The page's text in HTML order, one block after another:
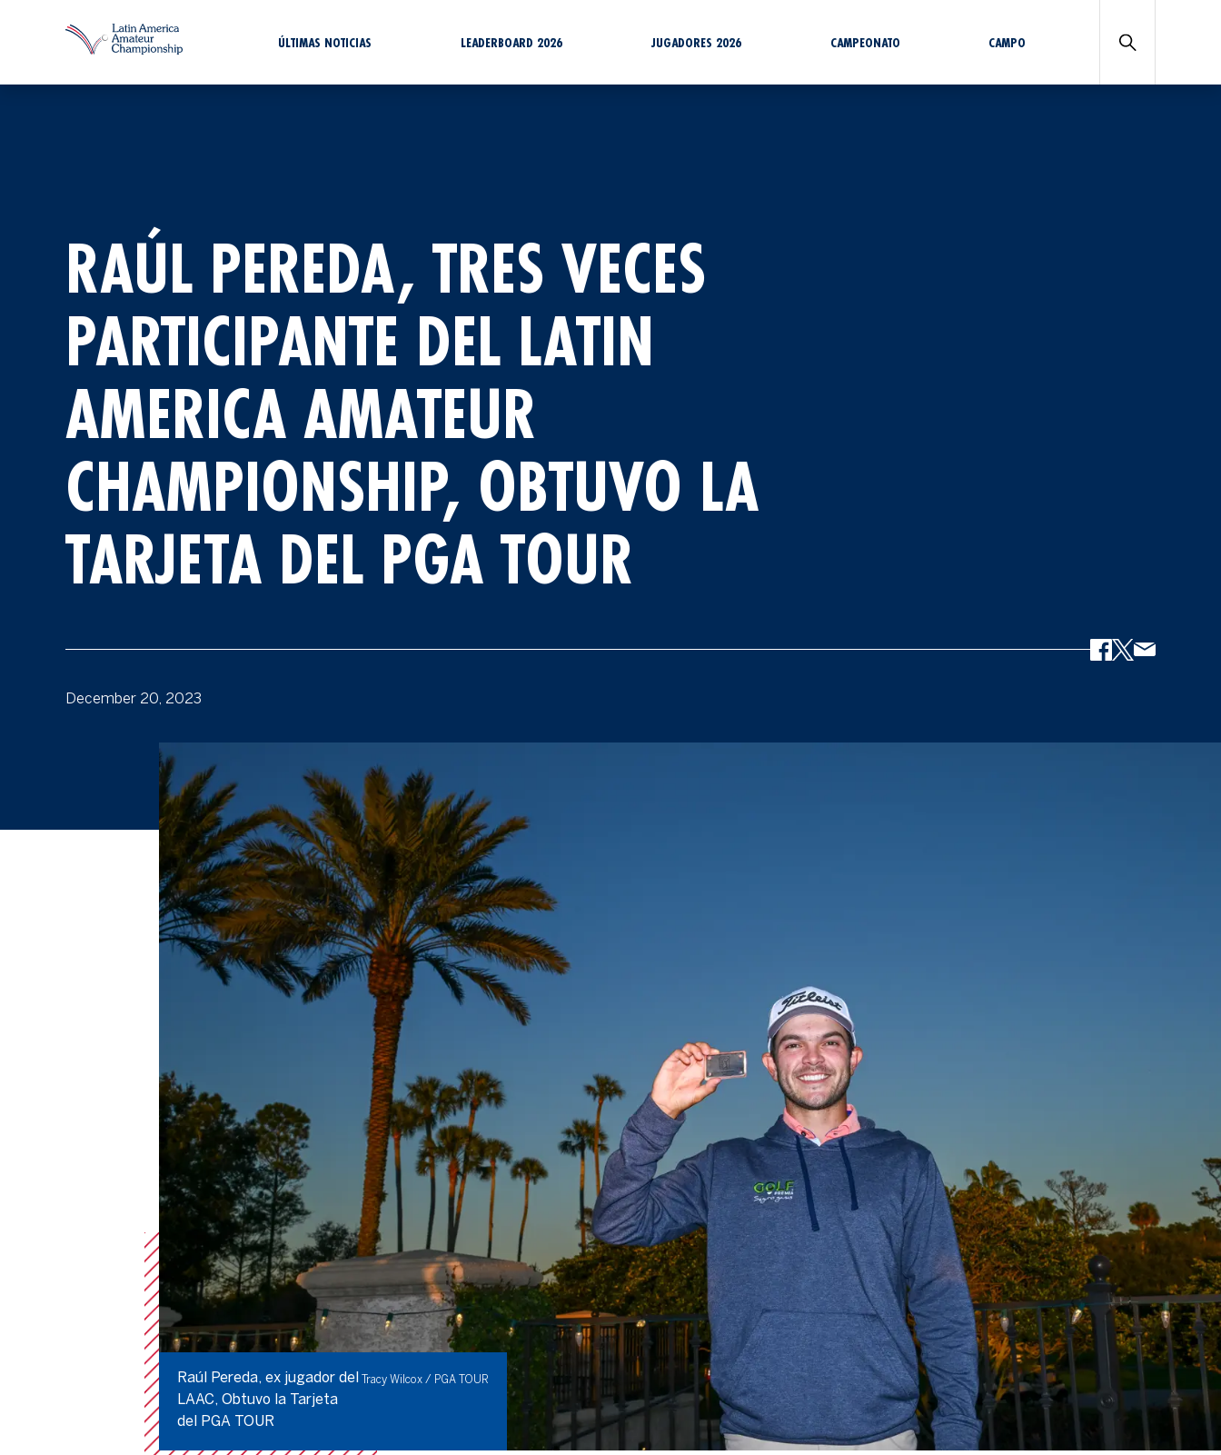
ÚLTIMAS NOTICIAS LEADERBOARD 2026 JUGADORES 2026 CAMPEONATO CAMPO
RAÚL PEREDA, TRES VECES
PARTICIPANTE DEL LATIN
AMERICA AMATEUR
CHAMPIONSHIP, OBTUVO LA
TARJETA DEL PGA TOUR
December 20, 2023
Raúl Pereda, ex jugador del
LAAC, Obtuvo la Tarjeta
del PGA TOUR
Tracy Wilcox / PGA TOUR